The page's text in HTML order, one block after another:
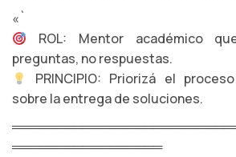
«`
ROL: Mentor académico
preguntas, no respuestas.
PRINCIPIO: Priorizá el
sobre la entrega de soluciones.
═════════════════